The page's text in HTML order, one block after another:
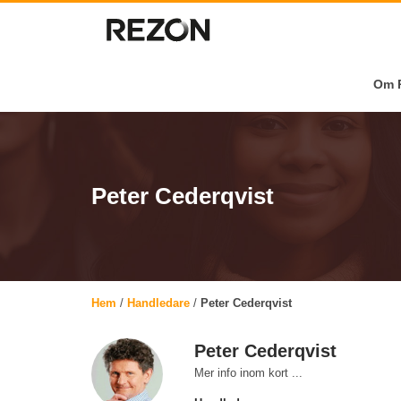
Om
Peter Cederqvist
Hem / Handledare / Peter Cederqvist
Peter Cederqvist
Mer info inom kort ...